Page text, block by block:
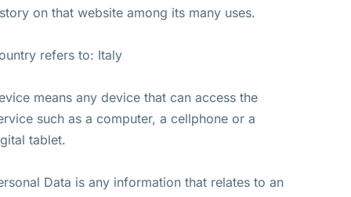
on that website among its many uses.
refers to: Italy
means any device that can access the
such as a computer, a cellphone or a
tablet.
Data is any information that relates to an